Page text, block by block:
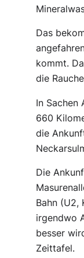
Das
kommt.
die
In
660
die
Die
Bahn (U2,
irgendwo
besser
Zeittafel.